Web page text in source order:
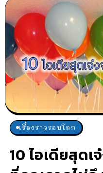
เรื่องราวรอบโลก
10 ไอเดียสุดเ